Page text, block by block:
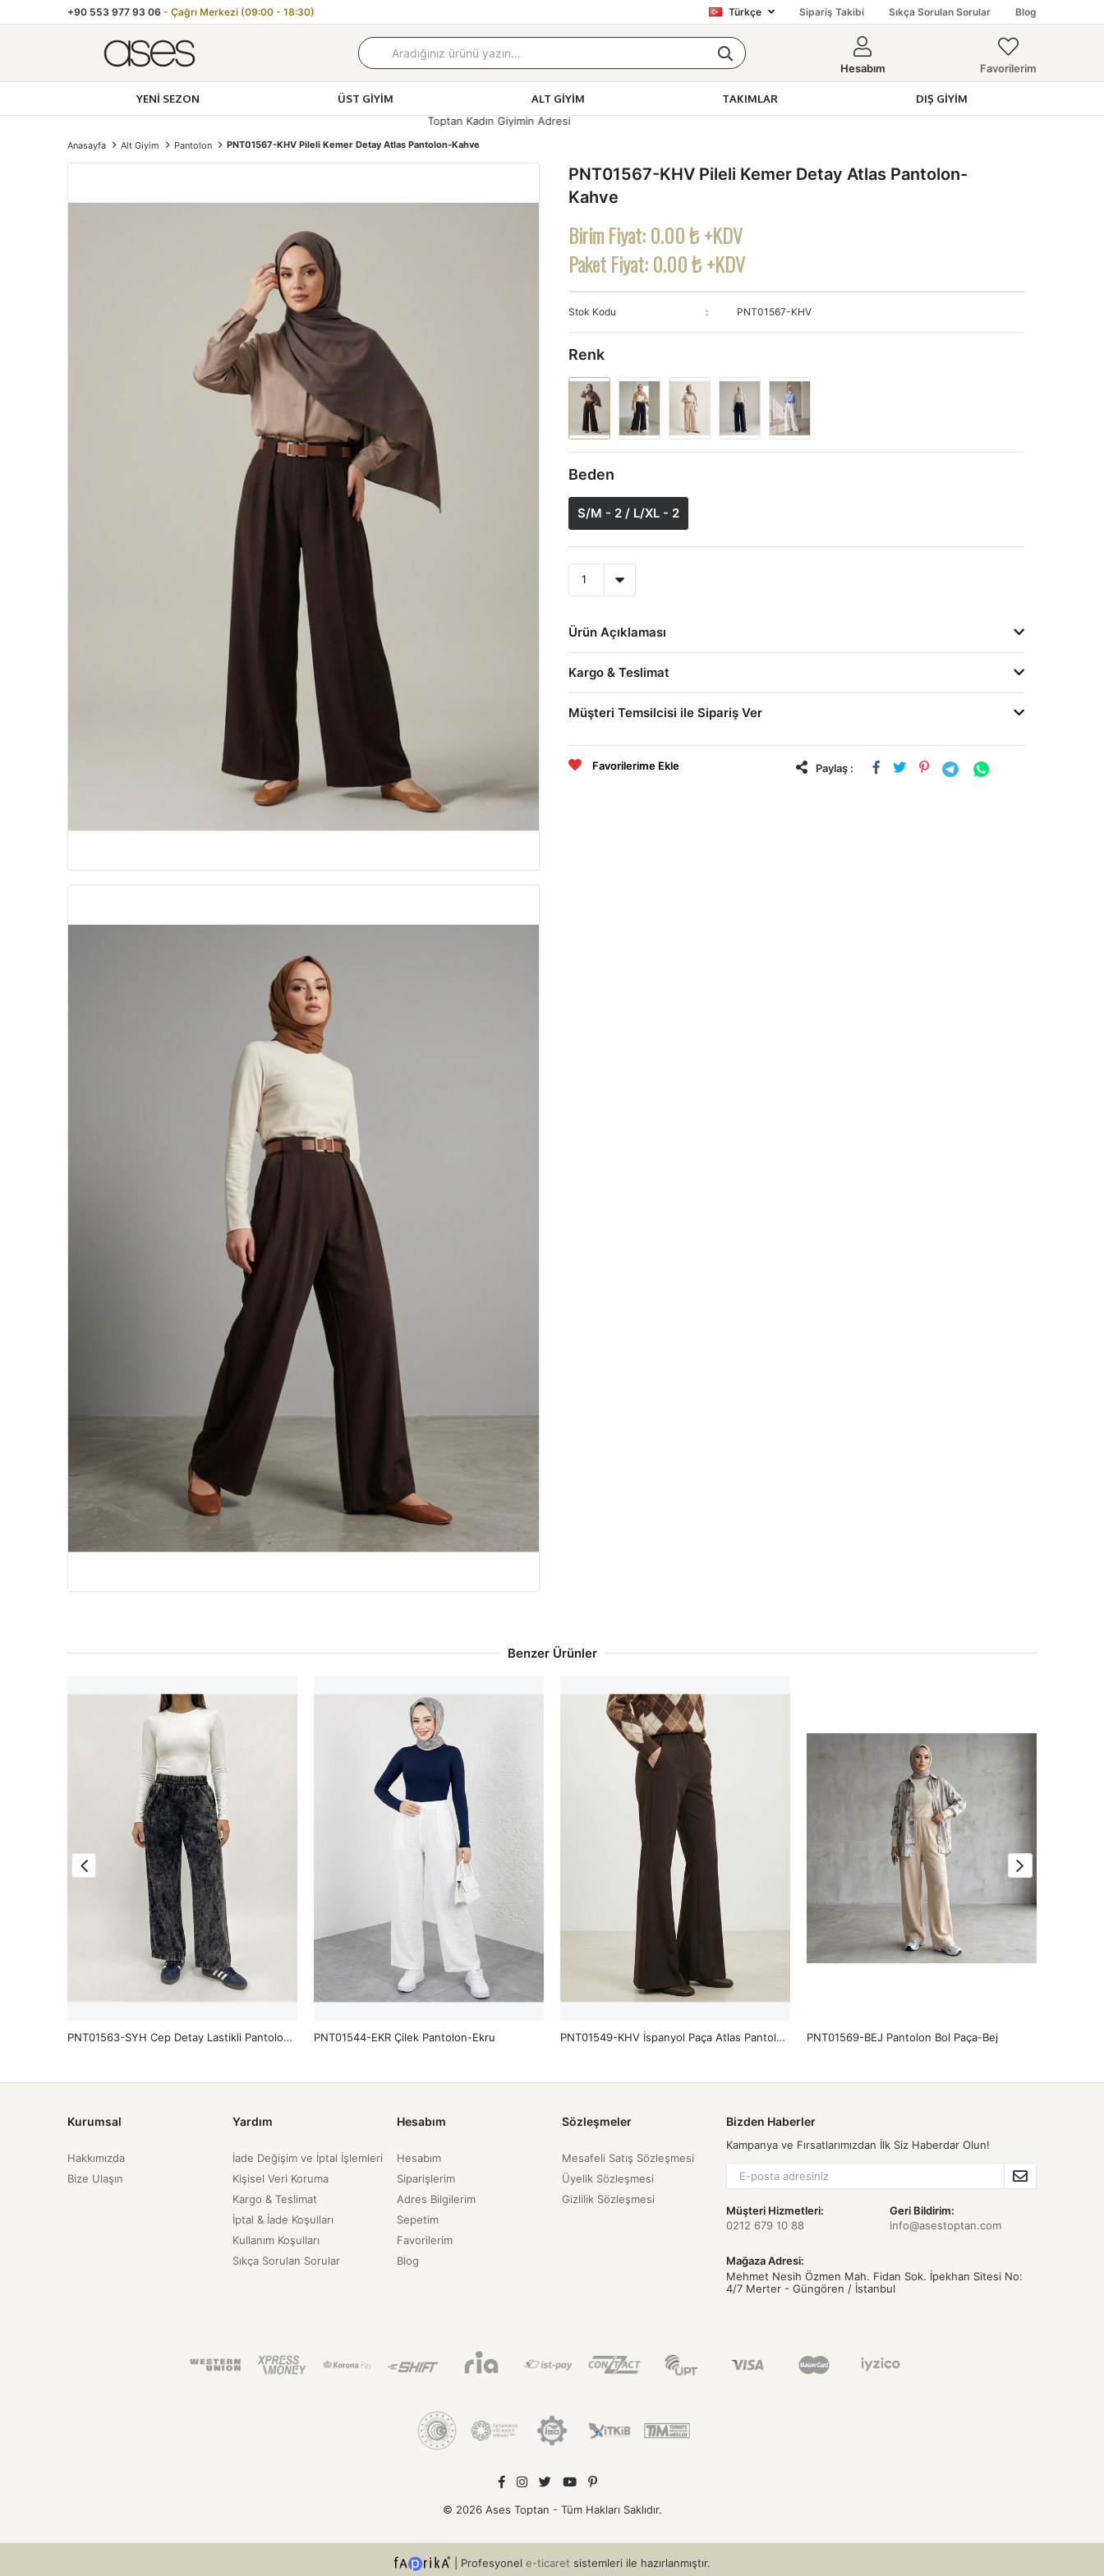
+90 553 977 93 06- Çağrı Merkezi (09:00 - 18:30) Türkçe Sipariş Takibi Sıkça Sorulan Sorular Blog
Hesabım Favorilerim
YENI SEZON ÜST GIYIM ALT GIYIM TAKIMLAR
DIŞ GIYIM
Toptan Kadın Giyimin Adresi
Anasayfa Alt Giyim Pantolon PNT01567-KHV Pileli Kemer Detay Atlas Pantolon-Kahve
PNT01567-KHV Pileli Kemer Detay Atlas Pantolon-
Kahve
Birim Fiyat:0.00 ₺ +KDV
Paket Fiyat:0.00 ₺ +KDV
Stok Kodu PNT01567-KHV
Renk
Beden
S/M - 2 / L/XL - 2
Ürün Açıklaması
Kargo & Teslimat
Müşteri Temsilcisi ile Sipariş Ver
Favorilerime Ekle Paylaş :
Benzer Ürünler
PNT01563-SYH Cep Detay Lastikli Pantolon-Siyah PNT01544-EKR Çilek Pantolon-Ekru PNT01549-KHV İspanyol Paça Atlas Pantolon-Kahve PNT01569-BEJ Pantolon Bol Paça-Bej
Kurumsal
Hakkımızda
Bize Ulaşın
Yardım
İade Değişim ve İptal İşlemleri
Kişisel Veri Koruma
Kargo & Teslimat
İptal & İade Koşulları
Kullanım Koşulları
Sıkça Sorulan Sorular
Hesabım
Hesabım
Siparişlerim
Adres Bilgilerim
Sepetim
Favorilerim
Blog
Sözleşmeler
Mesafeli Satış Sözleşmesi
Üyelik Sözleşmesi
Gizlilik Sözleşmesi
Bizden Haberler
Kampanya ve Fırsatlarımızdan İlk Siz Haberdar Olun!
Müşteri Hizmetleri:
0212 679 10 88
Geri Bildirim:
info@asestoptan.com
Mağaza Adresi:
Mehmet Nesih Özmen Mah. Fidan Sok. İpekhan Sitesi No:
4/7 Merter - Güngören / İstanbul
© 2026 Ases Toptan - Tüm Hakları Saklıdır.
Profesyonel e-ticaret sistemleri ile hazırlanmıştır.